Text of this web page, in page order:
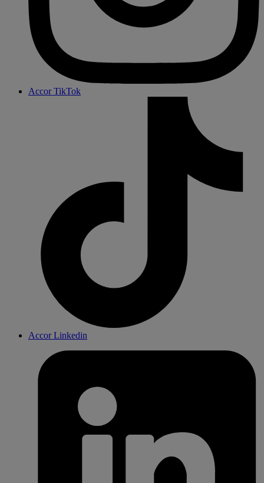
Accor TikTok
Accor Linkedin